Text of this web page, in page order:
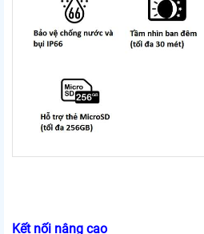
Kết nối nâng cao